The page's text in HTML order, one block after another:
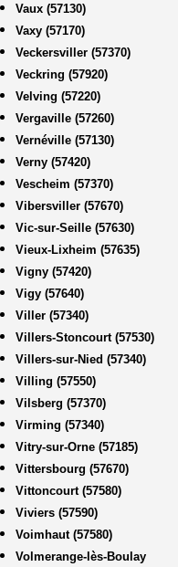
Vaux (57130)
Vaxy (57170)
Veckersviller (57370)
Veckring (57920)
Velving (57220)
Vergaville (57260)
Vernéville (57130)
Verny (57420)
Vescheim (57370)
Vibersviller (57670)
Vic-sur-Seille (57630)
Vieux-Lixheim (57635)
Vigny (57420)
Vigy (57640)
Viller (57340)
Villers-Stoncourt (57530)
Villers-sur-Nied (57340)
Villing (57550)
Vilsberg (57370)
Virming (57340)
Vitry-sur-Orne (57185)
Vittersbourg (57670)
Vittoncourt (57580)
Viviers (57590)
Voimhaut (57580)
Volmerange-lès-Boulay